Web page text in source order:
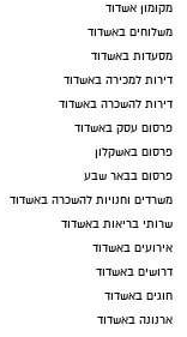
מקומון אשדוד
משלוחים באשדוד
מסעדות באשדוד
דירות למכירה באשדוד
דירות להשכרה באשדוד
פרסום עסק באשדוד
פרסום באשקלון
פרסום בבאר שבע
משרדים וחנויות להשכרה באשדוד
שרותי בריאות באשדוד
אירועים באשדוד
דרושים באשדוד
חוגים באשדוד
ארנונה באשדוד